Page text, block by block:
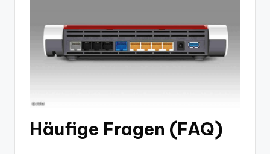
Häufige Fragen (FAQ)